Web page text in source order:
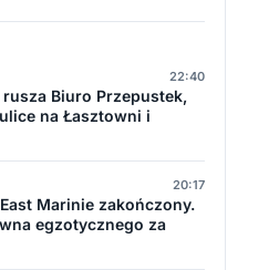
22:40
Biuro Przepustek,
na Łasztowni i
20:17
Marinie zakończony.
egzotycznego za